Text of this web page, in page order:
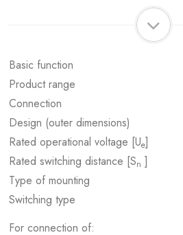
Basic function
Product range
Connection
Design (outer dimensions)
Rated operational voltage [Ue]
Rated switching distance [Sn ]
Type of mounting
Switching type
For connection of: